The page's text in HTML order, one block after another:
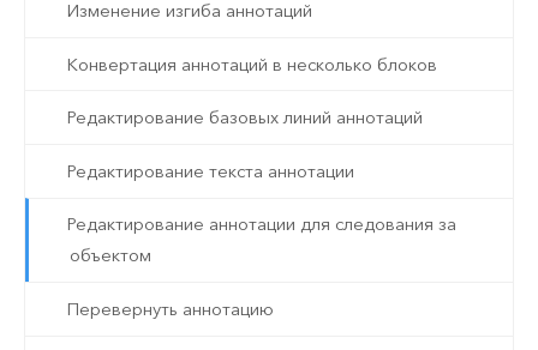
Изменение изгиба аннотаций
Конвертация аннотаций в несколько блоков
Редактирование базовых линий аннотаций
Редактирование текста аннотации
Редактирование аннотации для следования за
объектом
Перевернуть аннотацию